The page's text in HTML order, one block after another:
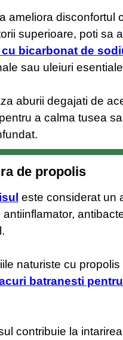
ameliora disconfortul
superioare, poti sa
bicarbonat de
sau uleiuri
aburii degajati de
a calma tusea
de propolis
este considerat un
antiinflamator,
naturiste cu propolis
batranesti
contribuie la